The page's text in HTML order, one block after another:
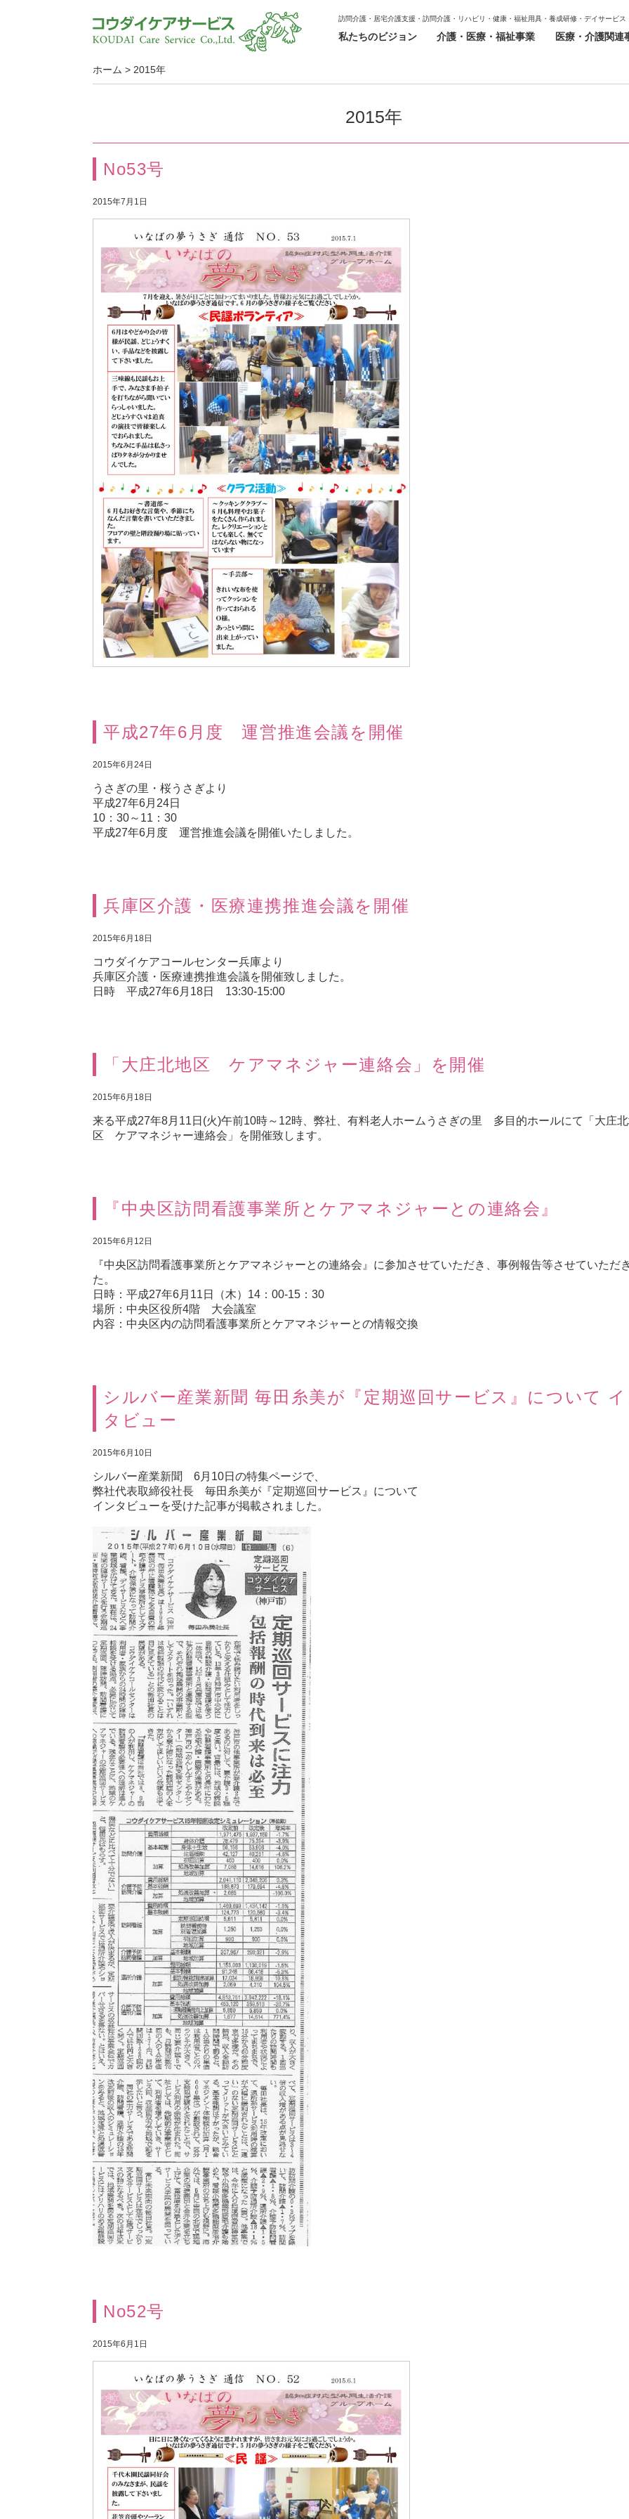
訪問介護・居宅介護支援・訪問介護・リハビリ・健康・福祉用具・養成研修・デイサービス
私たちのビジョン 介護・医療・福祉事業 医療・介護関連
ホーム > 2015年
2015年
No53号
2015年7月1日
平成27年6月度 運営推進会議を開催
2015年6月24日
うさぎの里・桜うさぎより
平成27年6月24日
10：30～11：30
平成27年6月度 運営推進会議を開催いたしました。
兵庫区介護・医療連携推進会議を開催
2015年6月18日
コウダイケアコールセンター兵庫より
兵庫区介護・医療連携推進会議を開催致しました。
日時 平成27年6月18日 13:30-15:00
「大庄北地区 ケアマネジャー連絡会」を開催
2015年6月18日
来る平成27年8月11日(火)午前10時～12時、弊社、有料老人ホームうさぎの里 多目的ホールにて「大庄
区 ケアマネジャー連絡会」を開催致します。
『中央区訪問看護事業所とケアマネジャーとの連絡会』
2015年6月12日
『中央区訪問看護事業所とケアマネジャーとの連絡会』に参加させていただき、事例報告等させていただ
た。
日時：平成27年6月11日（木）14：00-15：30
場所：中央区役所4階 大会議室
内容：中央区内の訪問看護事業所とケアマネジャーとの情報交換
シルバー産業新聞 毎田糸美が『定期巡回サービス』について イ
タビュー
2015年6月10日
シルバー産業新聞 6月10日の特集ページで、
弊社代表取締役社長 毎田糸美が『定期巡回サービス』について
インタビューを受けた記事が掲載されました。
No52号
2015年6月1日